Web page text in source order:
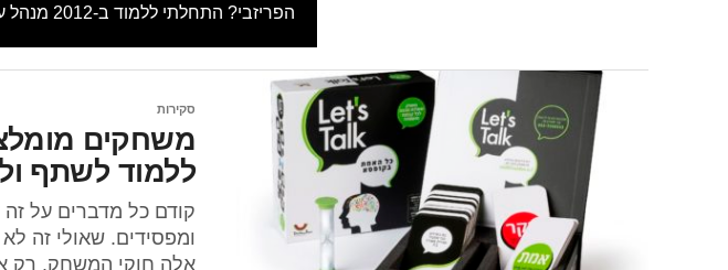
הפריזבי? התחלתי ללמוד ב-2012 מנהל עסקים, התמחות בלוגיסטיקה...
סקירות
ללמוד לשתף
קודם כל מדברים על
ומפסידים. שאולי זה
אלה חוקי המשחק. רק